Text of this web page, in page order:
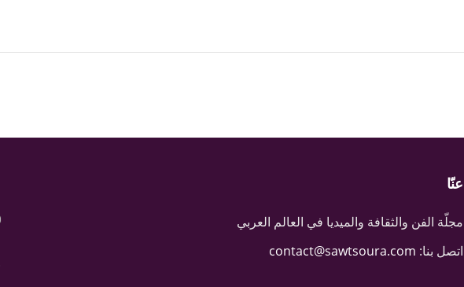
عنّا
مجلّة الفن والثقافة والميديا في العالم العربي
اتصل بنا: contact@sawtsoura.com